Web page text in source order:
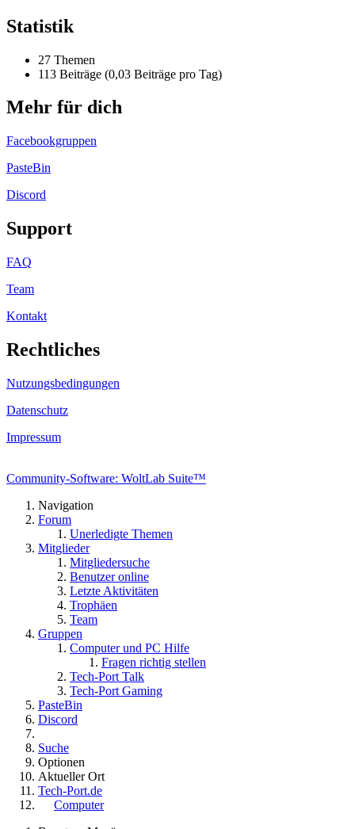
Statistik
27 Themen
113 Beiträge (0,03 Beiträge pro Tag)
Mehr für dich
Facebookgruppen
PasteBin
Discord
Support
FAQ
Team
Kontakt
Rechtliches
Nutzungsbedingungen
Datenschutz
Impressum
Community-Software: WoltLab Suite™
Navigation
Forum
Unerledigte Themen
Mitglieder
Mitgliedersuche
Benutzer online
Letzte Aktivitäten
Trophäen
Team
Gruppen
Computer und PC Hilfe
Fragen richtig stellen
Tech-Port Talk
Tech-Port Gaming
PasteBin
Discord
Suche
Optionen
Aktueller Ort
Tech-Port.de
Computer